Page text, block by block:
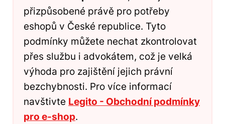
přizpůsobené právě pro potřeby
eshopů v České republice. Tyto
podmínky můžete nechat zkontrolovat
přes službu i advokátem, což je velká
výhoda pro zajištění jejich právní
bezchybnosti. Pro více informací
navštivte Legito - Obchodní podmínky
pro e-shop.